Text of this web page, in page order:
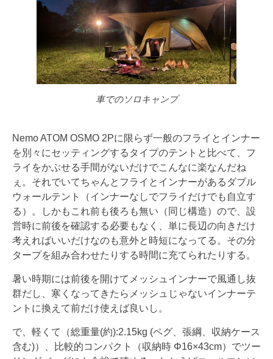
車でのソロキャンプ
Nemo ATOM OSMO 2Pに限らず一般のフライとインナー
を別々にセッティングするタイプのテントと比べて、フ
ライをかぶせる手間がないだけでこんなに楽なんだね
ぇ。それでいてちゃんとフライとインナーがあるダブル
ウォールテント（インナーなしでフライだけでも自立す
る）。しかもこれ前も後ろも無い（同じ構造）ので、設
営時に前後を確認する必要もなく、単に長辺の向きだけ
考えればいいだけなのも意外と時短になってる。その分
タープを組み合わせたりする時間に充てられたりする。
暑い時期には前後を開けてメッシュインナーで風通し抜
群だし、寒くなってきたらメッシュじゃないインナーテ
ントに換えて前だけ使えば良いし。
で、軽くて（総重量(約):2.15kg (ペグ、張綱、収納ケース
含む)）、比較的コンパクト（収納時 Φ16×43cm）でツー